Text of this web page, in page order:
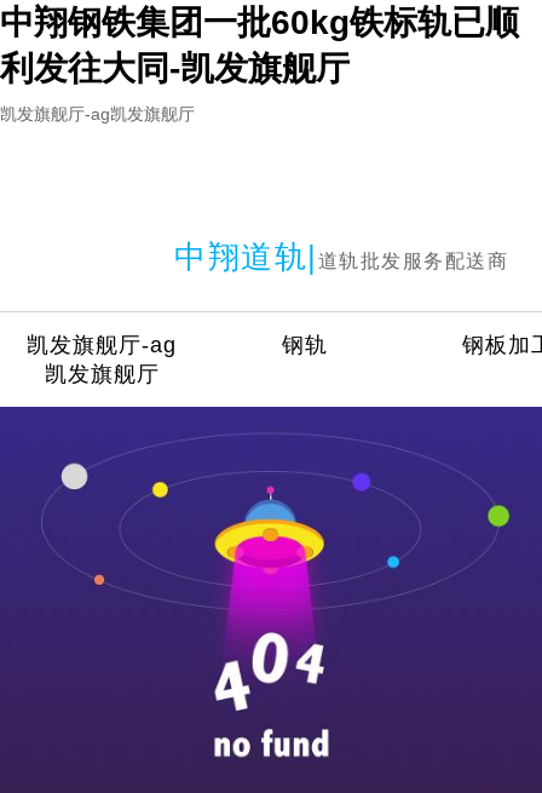
中翔钢铁集团一批60kg铁标轨已顺
利发往大同-凯发旗舰厅
凯发旗舰厅-ag凯发旗舰厅
中翔道轨| 道轨批发服务配送商
凯发旗舰厅-ag
凯发旗舰厅
钢轨 钢板加